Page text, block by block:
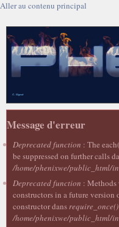
Aller au contenu principal
Message d'erreur
Deprecated function : The
be suppressed on further calls
/home/phenixwe/public_html/
Deprecated function : Methods
constructors in a future version
constructor dansrequire_once()
/home/phenixwe/public_html/